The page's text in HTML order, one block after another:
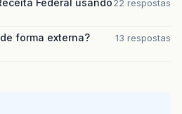
Federal usando22 respostas
forma externa?
13 respostas